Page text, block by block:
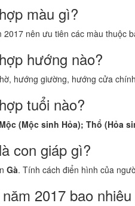
màu gì?
2017 nên ưu tiên các màu thuộc
hướng nào?
hướng giường, hướng cửa
tuổi nào?
Mộc (Mộc sinh Hỏa); Thổ (Hỏa
con giáp gì?
Gà. Tính cách điển hình của
2017 bao